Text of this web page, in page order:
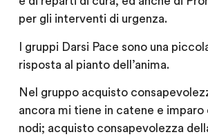
per gli interventi di urgenza.
I gruppi Darsi Pace sono una
risposta al pianto dell’anima.
Nel gruppo acquisto
ancora mi tiene in catene e imparo
nodi; acquisto consapevolezza